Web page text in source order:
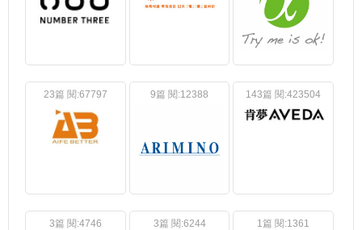
23篇 閱:67797 9篇 閱:12388 143篇 閱:423504
3篇 閱:4746 3篇 閱:6244 1篇 閱:1361